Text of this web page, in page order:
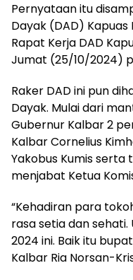
Pernyataan itu
Dayak (DAD)
Rapat Kerja DAD
Jumat (25/10/2024)
Raker DAD ini pun
Dayak. Mulai dari
Gubernur Kalbar 2
Kalbar Cornelius
Yakobus Kumis serta
menjabat Ketua
“Kehadiran para
rasa setia dan
2024 ini. Baik itu
Kalbar Ria Norsan-